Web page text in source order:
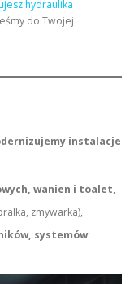
hydraulika
do Twojej
instalacje
wanien i toalet,
zmywarka),
systemów